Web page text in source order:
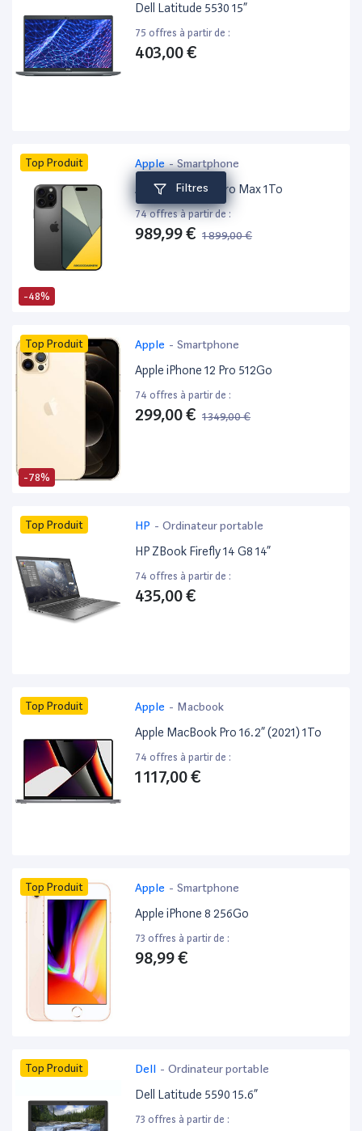
Filtres
Dell Latitude 5530 15”
75 offres à partir de :
403,00 €
-48%
Top Produit Apple- Smartphone
Apple iPhone 16 Pro Max 1To
74 offres à partir de :
989,99 € 1 899,00 €
-78%
Top Produit Apple - Smartphone
Apple iPhone 12 Pro 512Go
74 offres à partir de :
299,00 € 1 349,00 €
Top Produit HP - Ordinateur portable
HP ZBook Firefly 14 G8 14”
74 offres à partir de :
435,00 €
Top Produit Apple - Macbook
Apple MacBook Pro 16.2” (2021) 1To
74 offres à partir de :
1 117,00 €
Top Produit Apple - Smartphone
Apple iPhone 8 256Go
73 offres à partir de :
98,99 €
Top Produit Dell - Ordinateur portable
Dell Latitude 5590 15.6”
73 offres à partir de :